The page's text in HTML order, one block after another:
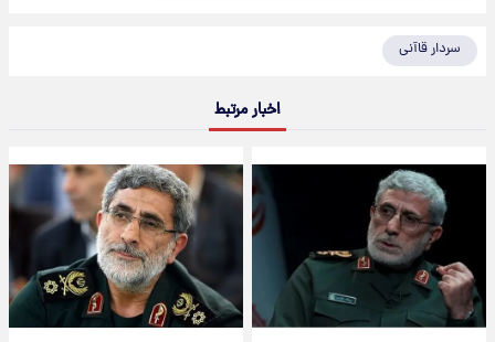
سردار قاآنی
اخبار مرتبط